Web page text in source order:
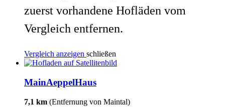
zuerst vorhandene Hofläden vom
Vergleich entfernen.
Vergleich anzeigen schließen
MainAeppelHaus
7,1 km (Entfernung von Maintal)